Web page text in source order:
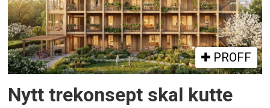
PROFF
Nytt trekonsept skal kutte